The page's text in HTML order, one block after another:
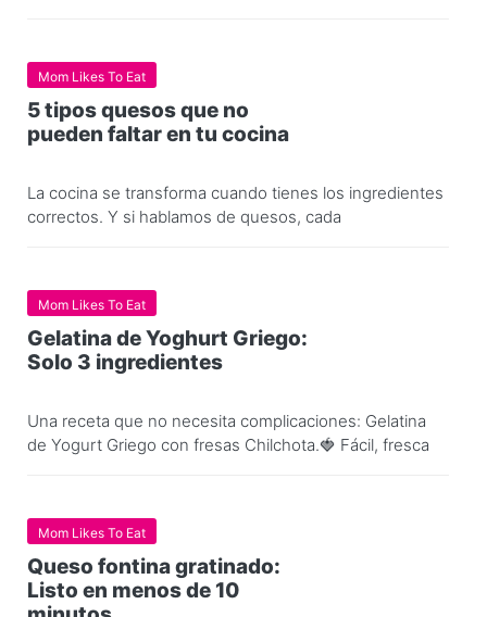
Mom Likes To Eat
5 tipos quesos que no
pueden faltar en tu cocina
La cocina se transforma cuando tienes los ingredientes
correctos. Y si hablamos de quesos, cada
Mom Likes To Eat
Gelatina de Yoghurt Griego:
Solo 3 ingredientes
Una receta que no necesita complicaciones: Gelatina
de Yogurt Griego con fresas Chilchota.🍓 Fácil, fresca
Mom Likes To Eat
Queso fontina gratinado:
Listo en menos de 10